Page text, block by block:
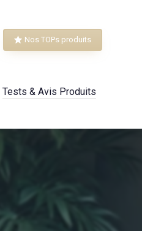
Nos TOPs produits
Tests & Avis Produits